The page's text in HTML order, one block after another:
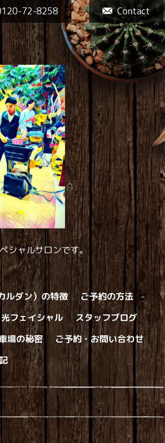
Contact
72-8258
シャルサロンです。
ルダン）の特徴
ご予約の方法
光フェイシャル
スタッフブログ
場の秘密
ご予約・お問い合わせ